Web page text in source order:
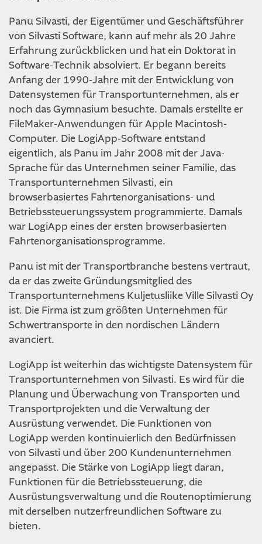
Panu Silvasti, der Eigentümer und Geschäftsführer
von Silvasti Software, kann auf mehr als 20 Jahre
Erfahrung zurückblicken und hat ein Doktorat in
Software-Technik absolviert. Er begann bereits
Anfang der 1990-Jahre mit der Entwicklung von
Datensystemen für Transportunternehmen, als er
noch das Gymnasium besuchte. Damals erstellte er
FileMaker-Anwendungen für Apple Macintosh-
Computer. Die LogiApp-Software entstand
eigentlich, als Panu im Jahr 2008 mit der Java-
Sprache für das Unternehmen seiner Familie, das
Transportunternehmen Silvasti, ein
browserbasiertes Fahrtenorganisations- und
Betriebssteuerungssystem programmierte. Damals
war LogiApp eines der ersten browserbasierten
Fahrtenorganisationsprogramme.
Panu ist mit der Transportbranche bestens vertraut,
da er das zweite Gründungsmitglied des
Transportunternehmens Kuljetusliike Ville Silvasti Oy
ist. Die Firma ist zum größten Unternehmen für
Schwertransporte in den nordischen Ländern
avanciert.
LogiApp ist weiterhin das wichtigste Datensystem für
Transportunternehmen von Silvasti. Es wird für die
Planung und Überwachung von Transporten und
Transportprojekten und die Verwaltung der
Ausrüstung verwendet. Die Funktionen von
LogiApp werden kontinuierlich den Bedürfnissen
von Silvasti und über 200 Kundenunternehmen
angepasst. Die Stärke von LogiApp liegt daran,
Funktionen für die Betriebssteuerung, die
Ausrüstungsverwaltung und die Routenoptimierung
mit derselben nutzerfreundlichen Software zu
bieten.